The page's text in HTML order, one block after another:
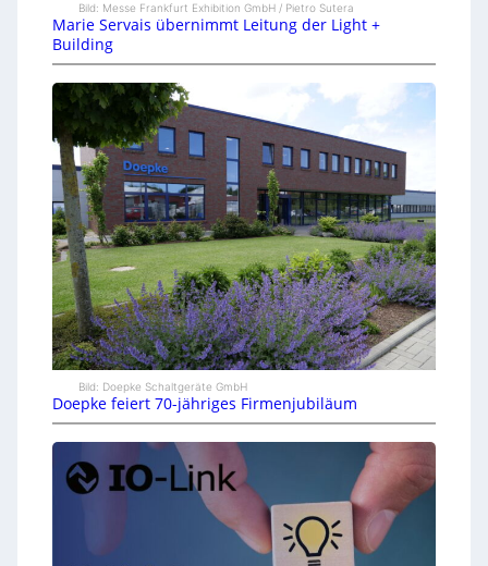
Bild: Messe Frankfurt Exhibition GmbH / Pietro Sutera
Marie Servais übernimmt Leitung der Light +
Building
Bild: Doepke Schaltgeräte GmbH
Doepke feiert 70-jähriges Firmenjubiläum